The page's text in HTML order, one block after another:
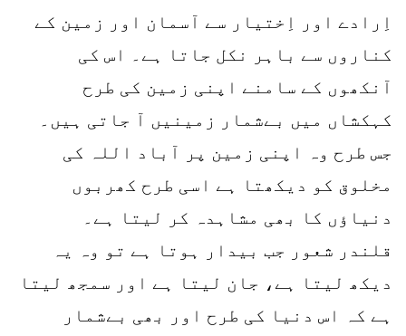
اِرادے اور اِختیار سے آسمان اور زمین کے
کناروں سے باہر نکل جاتا ہے۔ اس کی
آنکھوں کے سامنے اپنی زمین کی طرح
کہکشاں میں بےشمار زمینیں آ جاتی ہیں۔
جس طرح وہ اپنی زمین پر آباد اللہ کی
مخلوق کو دیکھتا ہے اسی طرح کھربوں
دنیاؤں کا بھی مشاہدہ کر لیتا ہے۔
قلندر شعور جب بیدار ہوتا ہے تو وہ یہ
دیکھ لیتا ہے، جان لیتا ہے اور سمجھ لیتا
ہے کہ اس دنیا کی طرح اور بھی بےشمار